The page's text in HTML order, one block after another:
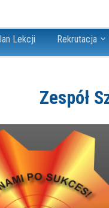
Lekcji Rekrutacja
Zespół